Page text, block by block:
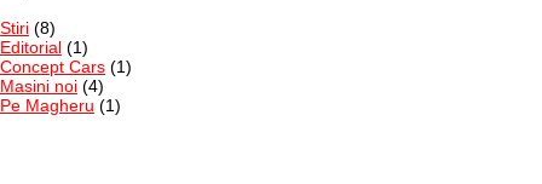
Stiri (8)
Editorial (1)
Concept Cars (1)
Masini noi (4)
Pe Magheru (1)